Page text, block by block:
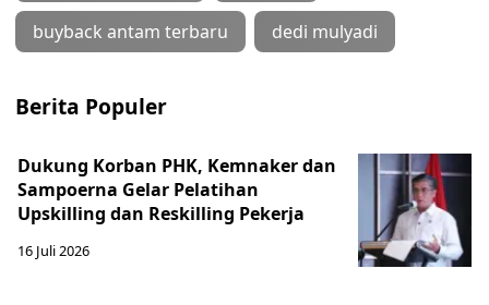
buyback antam terbaru dedi mulyadi
Berita Populer
Dukung Korban PHK, Kemnaker dan
Sampoerna Gelar Pelatihan
Upskilling dan Reskilling Pekerja
16 Juli 2026